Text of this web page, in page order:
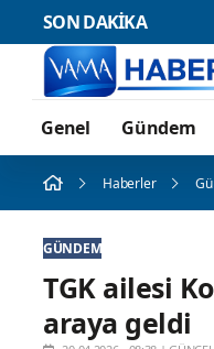
SON DAKİKA
Genel Gündem
Haberler
GÜNDEM
TGK ailesi
araya geldi